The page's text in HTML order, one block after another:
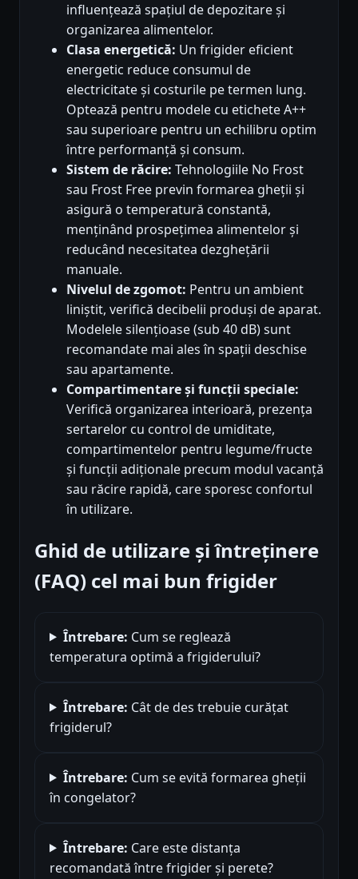
influențează spațiul de depozitare și
organizarea alimentelor.
Clasa energetică: Un frigider eficient
energetic reduce consumul de
electricitate și costurile pe termen lung.
Optează pentru modele cu etichete A++
sau superioare pentru un echilibru optim
între performanță și consum.
Sistem de răcire: Tehnologiile No Frost
sau Frost Free previn formarea gheții și
asigură o temperatură constantă,
menținând prospețimea alimentelor și
reducând necesitatea dezghețării
manuale.
Nivelul de zgomot: Pentru un ambient
liniștit, verifică decibelii produși de aparat.
Modelele silențioase (sub 40 dB) sunt
recomandate mai ales în spații deschise
sau apartamente.
Compartimentare și funcții speciale:
Verifică organizarea interioară, prezența
sertarelor cu control de umiditate,
compartimentelor pentru legume/fructe
și funcții adiționale precum modul vacanță
sau răcire rapidă, care sporesc confortul
în utilizare.
Ghid de utilizare și întreținere
(FAQ) cel mai bun frigider
Întrebare: Cum se reglează
temperatura optimă a frigiderului?
Întrebare: Cât de des trebuie curățat
frigiderul?
Întrebare: Cum se evită formarea gheții
în congelator?
Întrebare: Care este distanța
recomandată între frigider și perete?